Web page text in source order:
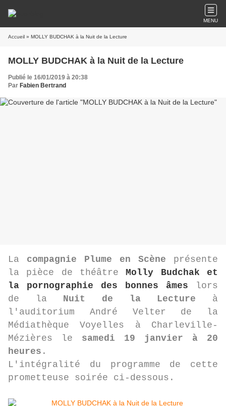
MENU
Accueil » MOLLY BUDCHAK à la Nuit de la Lecture
MOLLY BUDCHAK à la Nuit de la Lecture
Publié le 16/01/2019 à 20:38
Par Fabien Bertrand
La compagnie Plume en Scène présente
la pièce de théâtre
Molly Budchak et
la pornographie des bonnes âmes
lors
de la Nuit de la Lecture à
l'auditorium André Velter de la
Médiathèque Voyelles à Charleville-
Mézières le samedi 19 janvier à 20
heures .
L'intégralité du programme de cette
prometteuse soirée ci-dessous.